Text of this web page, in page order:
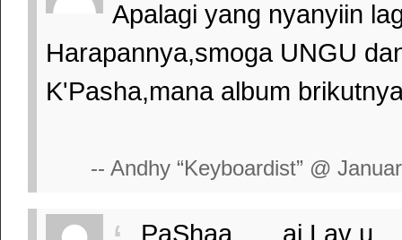
Apalagi yang nyanyiin
Harapannya,smoga UNGU
K'Pasha,mana album
-- Andhy “Keyboardist” @
PaShaa . . , ai Lav u